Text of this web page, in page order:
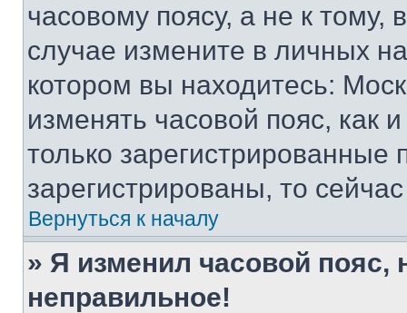
часовому поясу, а не к тому,
случае измените в личных
котором вы находитесь:
изменять часовой пояс, как
только
зарегистрированы, то
Вернуться к началу
» Я изменил часовой пояс,
неправильное!